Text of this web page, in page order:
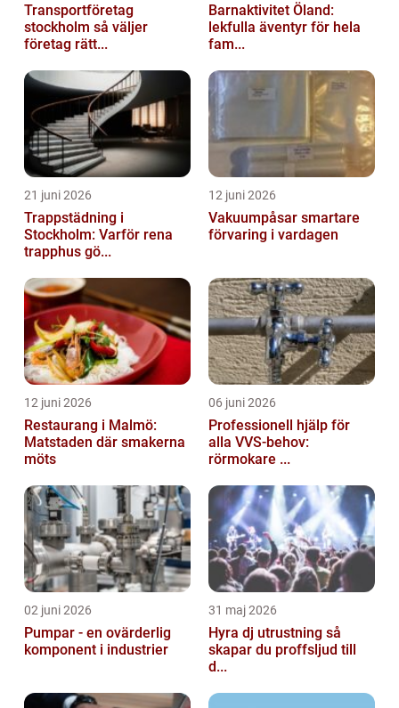
Transportföretag
stockholm så väljer
företag rätt...
Barnaktivitet Öland:
lekfulla äventyr för hela
fam...
21 juni 2026
Trappstädning i
Stockholm: Varför rena
trapphus gö...
12 juni 2026
Vakuumpåsar smartare
förvaring i vardagen
12 juni 2026
Restaurang i Malmö:
Matstaden där smakerna
möts
06 juni 2026
Professionell hjälp för
alla VVS-behov:
rörmokare ...
02 juni 2026
Pumpar - en ovärderlig
komponent i industrier
31 maj 2026
Hyra dj utrustning så
skapar du proffsljud till
d...